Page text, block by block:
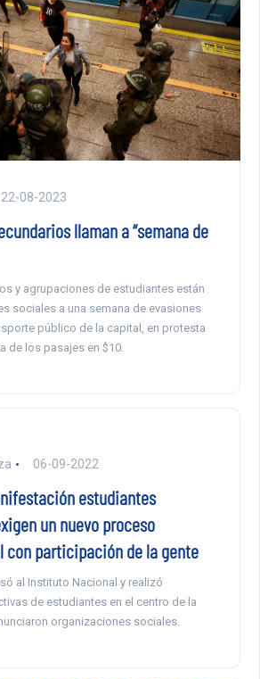
22-08-2023
llaman a “semana de
y agrupaciones de estudiantes están
sociales a una semana de evasiones
público de la capital, en protesta
de los pasajes en $10.
06-09-2022
estudiantes
un nuevo proceso
participación de la gente
al Instituto Nacional y realizó
de estudiantes en el centro de la
organizaciones sociales.